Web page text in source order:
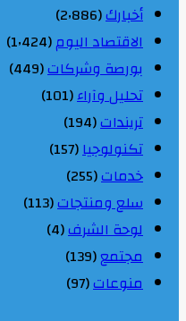
أخبارك(2٬886)
الاقتصاد اليوم(1٬424)
بورصة وشركات(449)
تحليل وآراء(101)
تريندات(194)
تكنولوجيا(157)
خدمات(255)
سلع ومنتجات(113)
لوحة الشرف(4)
مجتمع(139)
منوعات(97)